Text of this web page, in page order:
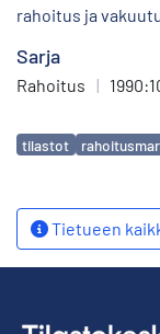
rahoitus ja
Sarja
Rahoitus |
Avainsanat
tilastot
Tietueen